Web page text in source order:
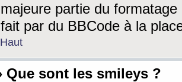
majeure partie du
fait par du BBCode à la
Haut
Que sont les smileys ?